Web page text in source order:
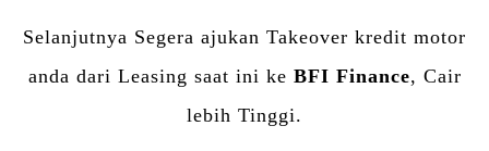
Selanjutnya Segera ajukan Takeover kredit motor
anda dari Leasing saat ini ke BFI Finance, Cair
lebih Tinggi.